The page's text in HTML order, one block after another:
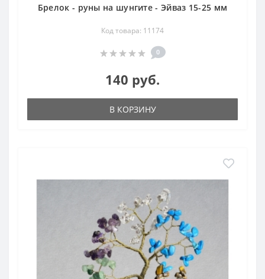
Брелок - руны на шунгите - Эйваз 15-25 мм
Код товара: 11174
0
140 руб.
В КОРЗИНУ